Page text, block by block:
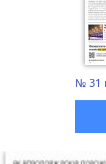
№ 31